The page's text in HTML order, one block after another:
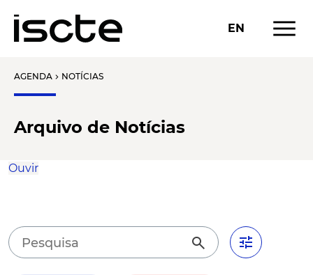
EN menu
AGENDA chevron_right NOTÍCIAS
Arquivo de Notícias
Ouvir
search tune